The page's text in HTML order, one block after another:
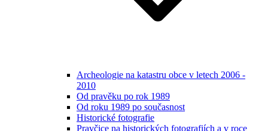
Archeologie na katastru obce v letech 2006 -
2010
Od pravěku po rok 1989
Od roku 1989 po současnost
Historické fotografie
Pravčice na historických fotografiích a v roce